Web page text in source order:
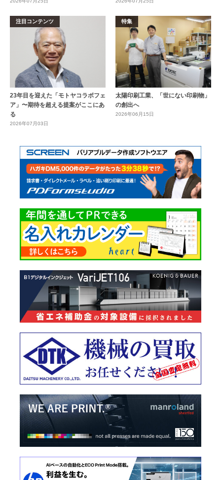
注目コンテンツ
23年目を迎えた「モトヤコラボフェ
ア」〜期待を超える提案がここにあ
る
2026年07月03日
特集
太陽印刷工業、「世にない印刷物」
の創出へ
2026年06月15日